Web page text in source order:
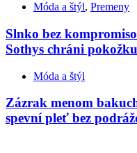
Móda a štýl, Premeny
Slnko bez
Sothys chráni
Móda a štýl
Zázrak menom
spevní pleť bez